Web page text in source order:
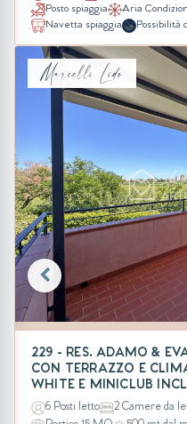
Posto spiaggia
Aria
Navetta spiaggia
Possibilità
Marcelli Lido
229 - RES. ADAMO &
CON TERRAZZO E
WHITE E MINICLUB
6 Posti letto 2 Camere da